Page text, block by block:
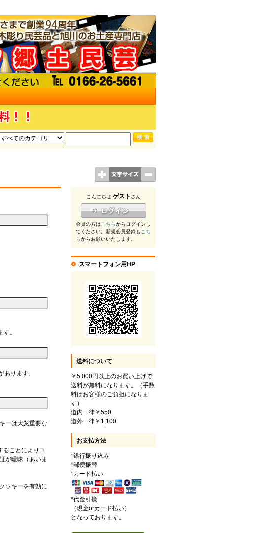
。
ります。
ーは大変重要な
ることによりユ
が曖昧（あいま
ッキーを有効に
こんにちは ゲスト さん
会員の方はこちらからログインし
てください。新規会員登録もこち
らからお願いいたします。
スマートフォン用HP
送料について
￥5,000円以上のお買い上げで
送料が無料になります。（手数
料はお客様のご負担になりま
す）
道内一律￥550
道外一律￥1,100
お支払方法
*銀行振り込み
*郵便振替
*カード払い
*代金引換
（現金orカード払い）
となっております。